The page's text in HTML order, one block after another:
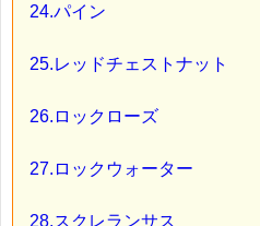
24.パイン
25.レッドチェストナット
26.ロックローズ
27.ロックウォーター
28.スクレランサス